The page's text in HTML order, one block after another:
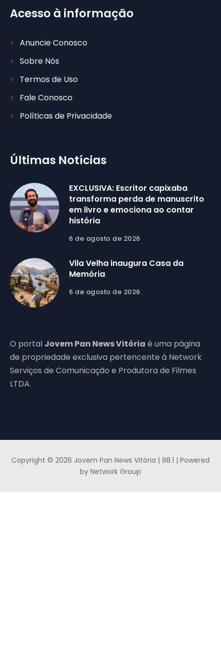
Acesso à informação
Anuncie Conosco
Sobre Nós
Termos de Uso
Fale Conosco
Políticas de Privacidade
Últimas Notícias
EXCLUSIVA: Escritor capixaba
transforma perda de manuscrito
em livro e emociona ao contar
história
6 de agosto de 2026
Vila Velha inaugura Casa da
Memória
6 de agosto de 2026
O portal Jovem Pan News Vitória é uma página
de propriedade exclusiva pertencente à Network
Serviços de Comunicação e Produtora de Filmes
LTDA.
Copyright © 2026 Jovem Pan News Vitória | 98.1 | Powered
by Network Group